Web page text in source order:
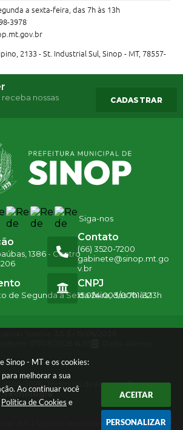
Sinop - MT e os cookies:
melhorar a sua
Ao continuar você
Política de Cookies e
ACEITAR
PERSONALIZAR
a sexta-feira, das 7h às 13h
3978
2133 - St. Industrial Sul, Sinop - MT, 78557-
nossas
CADASTRAR
Siga-nos
1386 - Centro
Contato
(66) 3520-7200
gabinete@sinop.mt.go
v.br
de Segunda a Sexta-feira, das 7h às 13h
CNPJ
15.024.003/0001-32
2026. Todos os direitos
Tecnologia